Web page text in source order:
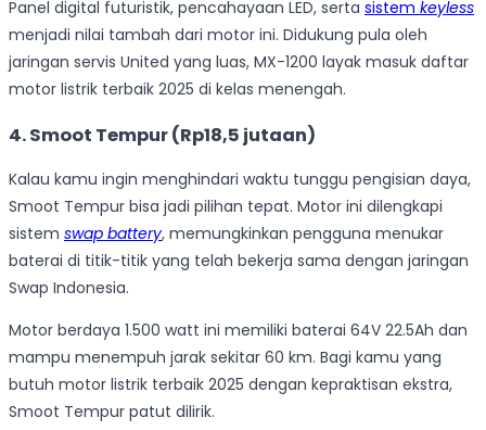
Panel digital futuristik, pencahayaan LED, serta sistem keyless
menjadi nilai tambah dari motor ini. Didukung pula oleh
jaringan servis United yang luas, MX-1200 layak masuk daftar
motor listrik terbaik 2025 di kelas menengah.
4. Smoot Tempur (Rp18,5 jutaan)
Kalau kamu ingin menghindari waktu tunggu pengisian daya,
Smoot Tempur bisa jadi pilihan tepat. Motor ini dilengkapi
sistem swap battery, memungkinkan pengguna menukar
baterai di titik-titik yang telah bekerja sama dengan jaringan
Swap Indonesia.
Motor berdaya 1.500 watt ini memiliki baterai 64V 22.5Ah dan
mampu menempuh jarak sekitar 60 km. Bagi kamu yang
butuh motor listrik terbaik 2025 dengan kepraktisan ekstra,
Smoot Tempur patut dilirik.